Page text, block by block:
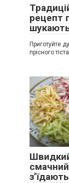
рецепт
Приготуйте
прісного
смачний